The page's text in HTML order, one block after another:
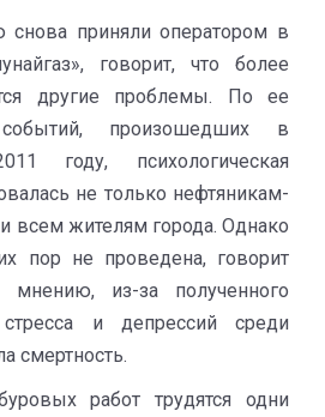
снова приняли оператором в
говорит, что более
другие проблемы. По ее
произошедших в
году, психологическая
не только нефтяникам-
всем жителям города. Однако
пор не проведена, говорит
из-за полученного
стресса и депрессий среди
смертность.
работ трудятся одни